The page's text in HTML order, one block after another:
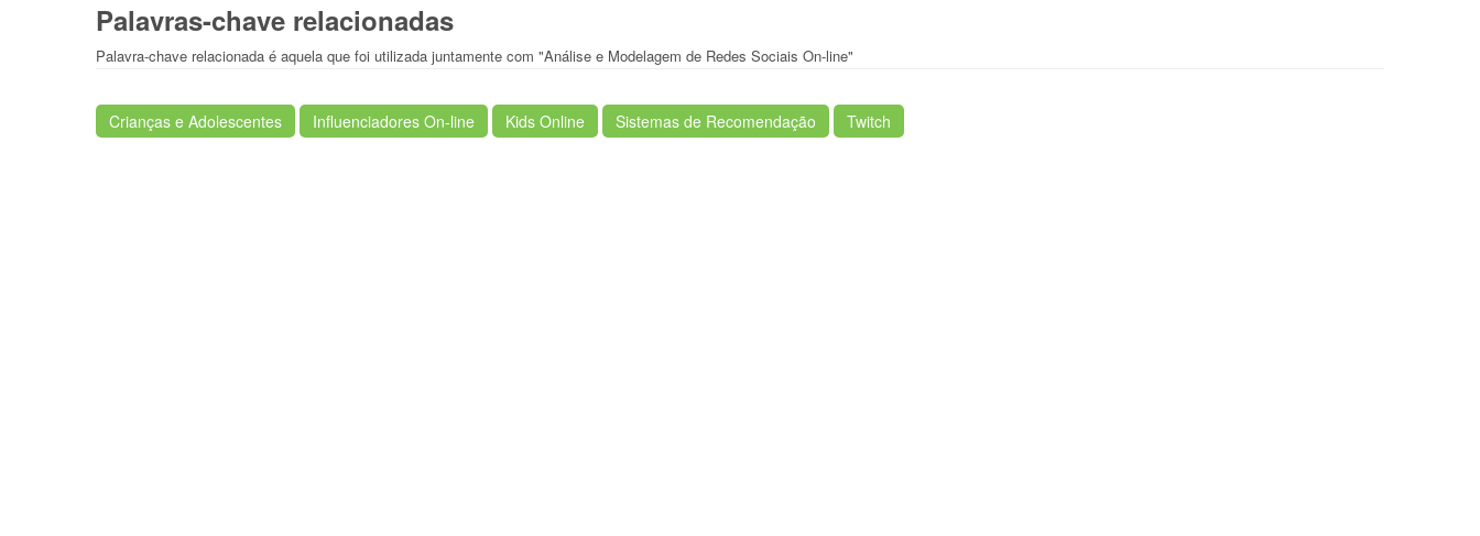
Palavras-chave relacionadas
Palavra-chave relacionada é aquela que foi utilizada juntamente com "Análise e Modelagem de Redes Sociais On-line"
Crianças e Adolescentes Influenciadores On-line Kids Online Sistemas de Recomendação Twitch